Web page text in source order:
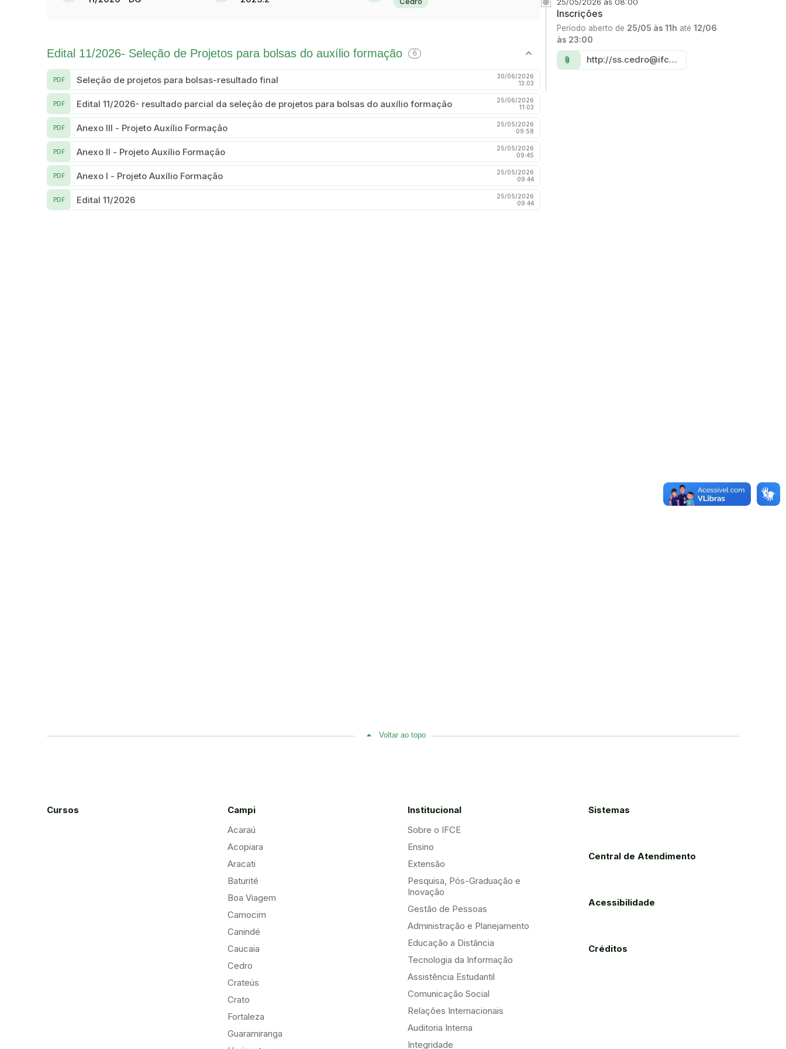
Edital 11/2026- Seleção de Projetos para bolsas do auxílio formação 6
Seleção de projetos para bolsas-resultado final
PDF
30/06/2026
13:03
Edital 11/2026- resultado parcial da seleção de projetos para bolsas do auxílio formação
PDF
25/06/2026
11:03
Anexo III - Projeto Auxílio Formação
PDF
25/05/2026
09:58
Anexo II - Projeto Auxílio Formação
PDF
25/05/2026
09:45
Anexo I - Projeto Auxílio Formação
PDF
25/05/2026
09:44
Edital 11/2026
PDF
25/05/2026
09:44
Inscrições
Período aberto de 25/05 às 11h até 12/06
às 23:00
Link:
attach_file http://ss.cedro@ifce.edu.br
Voltar ao topo
Cursos
Campi
Acaraú
Acopiara
Aracati
Baturité
Boa Viagem
Camocim
Canindé
Caucaia
Cedro
Crateús
Crato
Fortaleza
Guaramiranga
Institucional
Sobre o IFCE
Ensino
Extensão
Pesquisa, Pós-Graduação e
Inovação
Gestão de Pessoas
Administração e Planejamento
Educação a Distância
Tecnologia da Informação
Assistência Estudantil
Comunicação Social
Relações Internacionais
Auditoria Interna
Integridade
Sistemas
Central de Atendimento
Acessibilidade
Créditos